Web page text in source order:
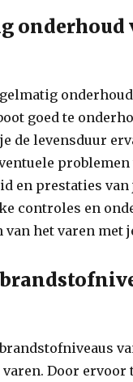
onderhoud
goed te
de levensduur
en prestaties van
controles en
het varen met
Door ervoor